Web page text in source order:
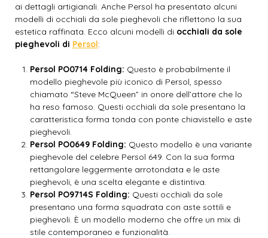
ai dettagli artigianali. Anche Persol ha presentato alcuni
modelli di occhiali da sole pieghevoli che riflettono la sua
estetica raffinata. Ecco alcuni modelli di occhiali da sole
pieghevoli di Persol:
Persol PO0714 Folding: Questo è probabilmente il
modello pieghevole più iconico di Persol, spesso
chiamato “Steve McQueen” in onore dell’attore che lo
ha reso famoso. Questi occhiali da sole presentano la
caratteristica forma tonda con ponte chiavistello e aste
pieghevoli.
Persol PO0649 Folding: Questo modello è una variante
pieghevole del celebre Persol 649. Con la sua forma
rettangolare leggermente arrotondata e le aste
pieghevoli, è una scelta elegante e distintiva.
Persol PO9714S Folding: Questi occhiali da sole
presentano una forma squadrata con aste sottili e
pieghevoli. È un modello moderno che offre un mix di
stile contemporaneo e funzionalità.